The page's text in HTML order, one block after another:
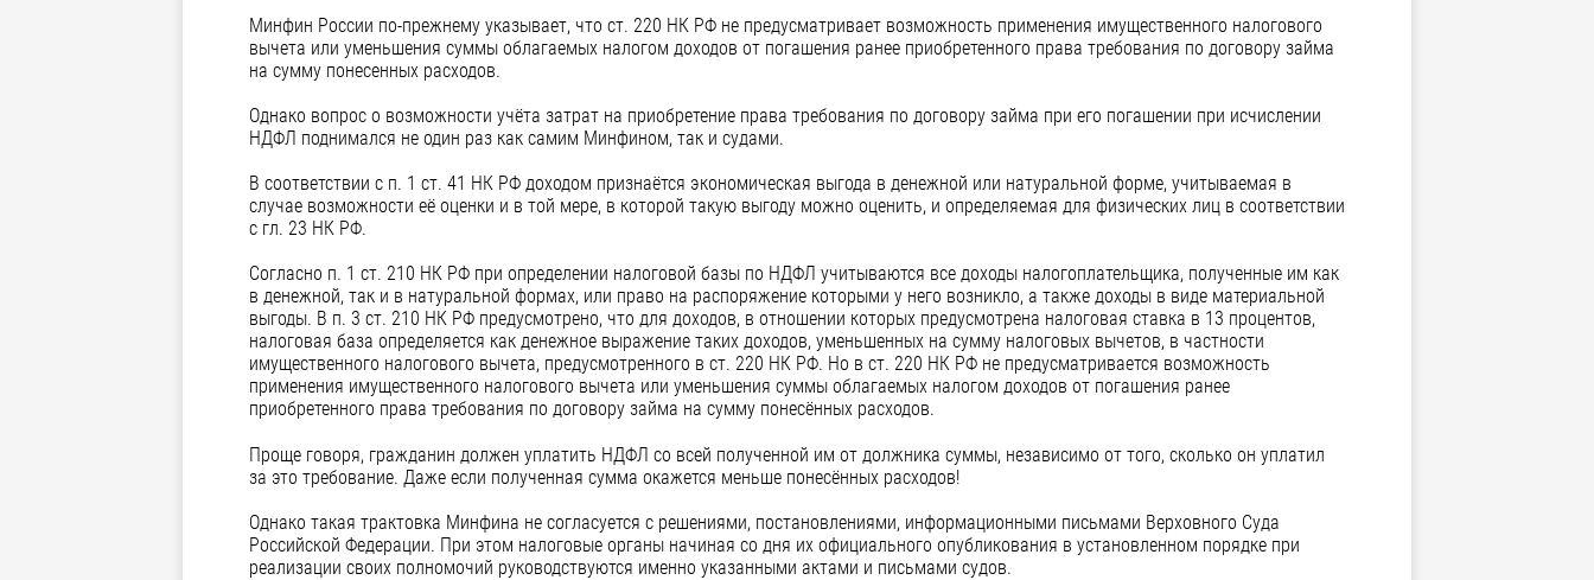
Минфин России по-прежнему указывает, что ст. 220 НК РФ не предусматривает возможность применения имущественного налогового
вычета или уменьшения суммы облагаемых налогом доходов от погашения ранее приобретенного права требования по договору займа
на сумму понесенных расходов.
Однако вопрос о возможности учёта затрат на приобретение права требования по договору займа при его погашении при исчислении
НДФЛ поднимался не один раз как самим Минфином, так и судами.
В соответствии с п. 1 ст. 41 НК РФ доходом признаётся экономическая выгода в денежной или натуральной форме, учитываемая в
случае возможности её оценки и в той мере, в которой такую выгоду можно оценить, и определяемая для физических лиц в соответствии
с гл. 23 НК РФ.
Согласно п. 1 ст. 210 НК РФ при определении налоговой базы по НДФЛ учитываются все доходы налогоплательщика, полученные им как
в денежной, так и в натуральной формах, или право на распоряжение которыми у него возникло, а также доходы в виде материальной
выгоды. В п. 3 ст. 210 НК РФ предусмотрено, что для доходов, в отношении которых предусмотрена налоговая ставка в 13 процентов,
налоговая база определяется как денежное выражение таких доходов, уменьшенных на сумму налоговых вычетов, в частности
имущественного налогового вычета, предусмотренного в ст. 220 НК РФ. Но в ст. 220 НК РФ не предусматривается возможность
применения имущественного налогового вычета или уменьшения суммы облагаемых налогом доходов от погашения ранее
приобретенного права требования по договору займа на сумму понесённых расходов.
Проще говоря, гражданин должен уплатить НДФЛ со всей полученной им от должника суммы, независимо от того, сколько он уплатил
за это требование. Даже если полученная сумма окажется меньше понесённых расходов!
Однако такая трактовка Минфина не согласуется с решениями, постановлениями, информационными письмами Верховного Суда
Российской Федерации. При этом налоговые органы начиная со дня их официального опубликования в установленном порядке при
реализации своих полномочий руководствуются именно указанными актами и письмами судов.